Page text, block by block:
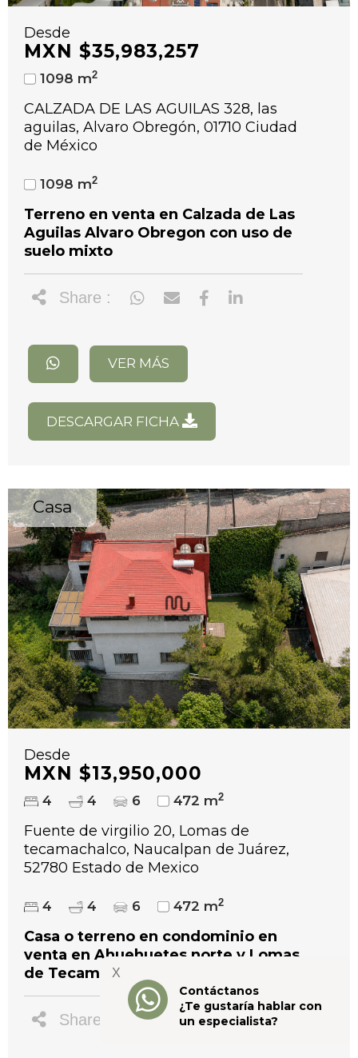
X
Contáctanos
¿Te gustaría hablar con
un especialista?
Desde
MXN $35,983,257
1098 m2
CALZADA DE LAS AGUILAS 328, las
aguilas, Alvaro Obregón, 01710 Ciudad
de México
1098 m2
Terreno en venta en Calzada de Las
Aguilas Alvaro Obregon con uso de
suelo mixto
Share :
VER MÁS
DESCARGAR FICHA
Casa
Desde
MXN $13,950,000
4 4 6 472 m2
Fuente de virgilio 20, Lomas de
tecamachalco, Naucalpan de Juárez,
52780 Estado de Mexico
4 4 6 472 m2
Casa o terreno en condominio en
venta en Ahuehuetes norte y Lomas
de Tecamachalco
Share :